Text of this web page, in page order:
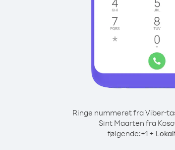
Ringe nummeret fra Viber-
Sint Maarten fra
følgende:+1 +